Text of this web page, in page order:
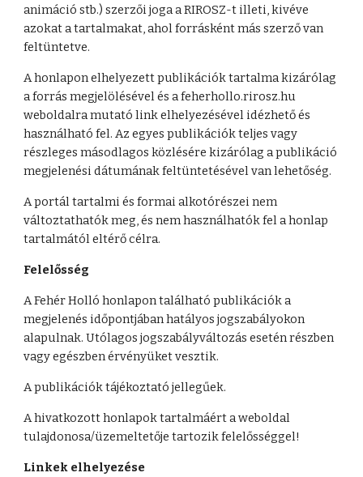
animáció stb.) szerzői joga a RIROSZ-t illeti, kivéve
azokat a tartalmakat, ahol forrásként más szerző van
feltüntetve.
A honlapon elhelyezett publikációk tartalma kizárólag
a forrás megjelölésével és a feherhollo.rirosz.hu
weboldalra mutató link elhelyezésével idézhető és
használható fel. Az egyes publikációk teljes vagy
részleges másodlagos közlésére kizárólag a publikáció
megjelenési dátumának feltüntetésével van lehetőség.
A portál tartalmi és formai alkotórészei nem
változtathatók meg, és nem használhatók fel a honlap
tartalmától eltérő célra.
Felelősség
A Fehér Holló honlapon található publikációk a
megjelenés időpontjában hatályos jogszabályokon
alapulnak. Utólagos jogszabályváltozás esetén részben
vagy egészben érvényüket vesztik.
A publikációk tájékoztató jellegűek.
A hivatkozott honlapok tartalmáért a weboldal
tulajdonosa/üzemeltetője tartozik felelősséggel!
Linkek elhelyezése